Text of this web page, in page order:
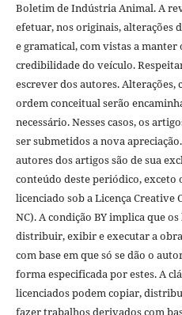
Boletim de Indústria Animal. A
efetuar, nos originais, alterações
e gramatical, com vistas a
credibilidade do veículo.
escrever dos autores. Alterações,
ordem conceitual serão
necessário. Nesses casos, os
ser submetidos a nova
autores dos artigos são de sua
conteúdo deste periódico, exceto
licenciado sob a Licença Creative
NC). A condição BY implica que
distribuir, exibir e executar a
com base em que só se dão o
forma especificada por estes. A
licenciados podem copiar,
fazer trabalhos derivados com